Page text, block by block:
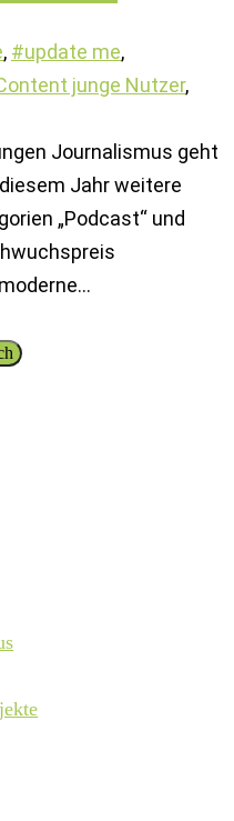
, #update me,
junge Nutzer,
Journalismus geht
Jahr weitere
„Podcast“ und